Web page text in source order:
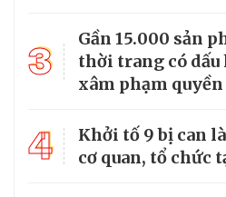
3
Gần 15.000 sản
thời trang có
xâm phạm
4
Khởi tố 9 bị can
cơ quan, tổ chức